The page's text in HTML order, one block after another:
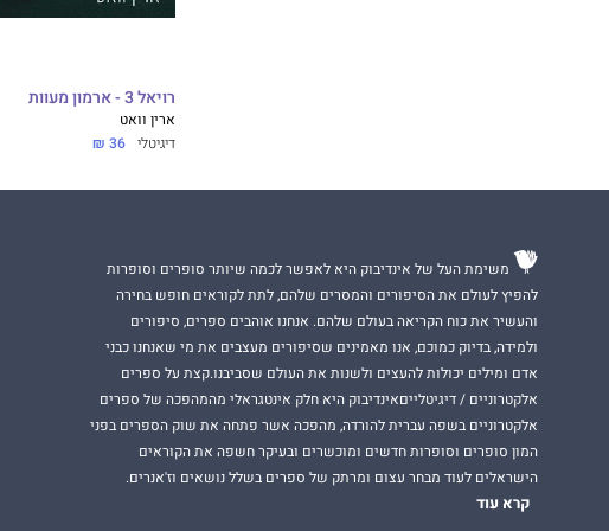
רויאל 3 - ארמון מעוות
ארין וואט
דיגיטלי 36 ₪
משימת העל של אינדיבוק היא לאפשר לכמה שיותר סופרים וסופרות
להפיץ לעולם את הסיפורים והמסרים שלהם, לתת לקוראים חופש בחירה
והעשיר את כוח הקריאה בעולם שלהם. אנחנו אוהבים ספרים, סיפורים
ולמידה, בדיוק כמוכם, אנו מאמינים שסיפורים מעצבים את מי שאנחנו כבני
אדם ומילים יכולות להעצים ולשנות את העולם שסביבנו.קצת על ספרים
אלקטרוניים / דיגיטלייםאינדיבוק היא חלק אינטגראלי מהמהפכה של ספרים
אלקטרוניים בשפה עברית להורדה, מהפכה אשר פתחה את שוק הספרים בפני
המון סופרים וסופרות חדשים ומוכשרים ובעיקר חשפה את הקוראים
הישראלים לעוד מבחר עצום ומרתק של ספרים בשלל נושאים וז'אנרים.
קרא עוד